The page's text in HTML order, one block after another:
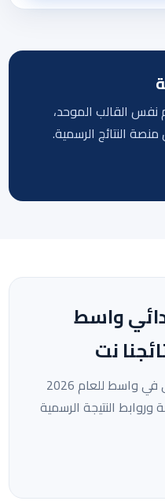
القالب الموحد،
النتائج الرسمية.
واسط
تابع حالة نتائج السادس الابتدائي في واسط للعام 2026
وروابط النتيجة الرسمية